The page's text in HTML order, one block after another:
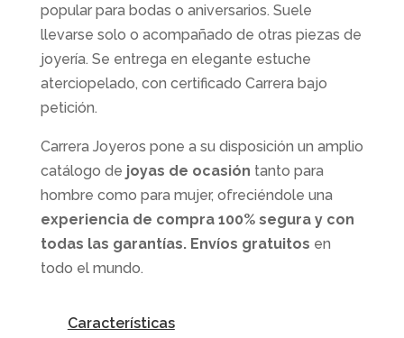
popular para bodas o aniversarios. Suele
llevarse solo o acompañado de otras piezas de
joyería. Se entrega en elegante estuche
aterciopelado, con certificado Carrera bajo
petición.
Carrera Joyeros pone a su disposición un amplio
catálogo de joyas de ocasión tanto para
hombre como para mujer, ofreciéndole una
experiencia de compra 100% segura y con
todas las garantías. Envíos gratuitos en
todo el mundo.
Características